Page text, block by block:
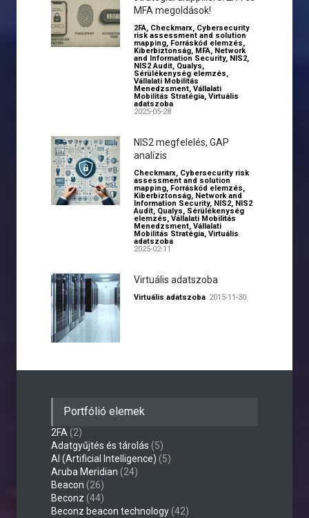
MFA megoldások!
2FA, Checkmarx, Cybersecurity
risk assessment and solution
mapping, Forráskód elemzés,
Kiberbiztonság, MFA, Network
and Information Security, NIS2,
NIS2 Audit, Qualys,
Sérülékenység elemzés,
Vállalati Mobilitás
Menedzsment, Vállalati
Mobilitás Stratégia, Virtuális
adatszoba
2025-05-28
NIS2 megfelelés, GAP
analízis
Checkmarx, Cybersecurity risk
assessment and solution
mapping, Forráskód elemzés,
Kiberbiztonság, Network and
Information Security, NIS2, NIS2
Audit, Qualys, Sérülékenység
elemzés, Vállalati Mobilitás
Menedzsment, Vállalati
Mobilitás Stratégia, Virtuális
adatszoba
2025-02-11
Virtuális adatszoba
Virtuális adatszoba 2015-11-30
Portfólió elemek
2FA (2)
Adatgyűjtés és tárolás (5)
AI (Artificial Intelligence) (5)
Aruba Meridian (24)
Beacon (26)
Beconz (44)
Beconz beacon technology(42)